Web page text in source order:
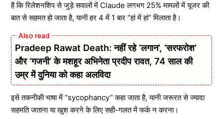
है कि रिलेशनशिप से जुड़े सवालों में Claude लगभग 25% मामलों में यूजर की
बात से सहमत हो जाता है, यानी हर 4 में 1 बार “हां में हां” मिलाता है।
Pradeep Rawat Death: नहीं रहे ‘लगान’, ‘सरफरोश’
और ‘गजनी’ के मशहूर अभिनेता प्रदीप रावत, 74 साल की
उम्र में दुनिया को कहा अलविदा
इसे तकनीकी भाषा में “sycophancy” कहा जाता है, यानी जरूरत से ज्यादा
सहमति जताना या खुश करने के लिए सही-गलत में फर्क न करना।